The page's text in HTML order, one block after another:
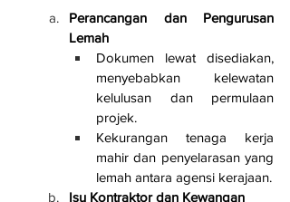
Perancangan dan Pengurusan
Lemah
Dokumen lewat disediakan,
menyebabkan kelewatan
kelulusan dan permulaan
projek.
Kekurangan tenaga kerja
mahir dan penyelarasan yang
lemah antara agensi kerajaan.
Isu Kontraktor dan Kewangan